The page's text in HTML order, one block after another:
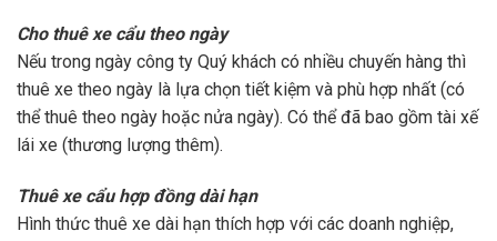
Cho thuê xe cẩu theo ngày
Nếu trong ngày công ty Quý khách có nhiều chuyến hàng thì
thuê xe theo ngày là lựa chọn tiết kiệm và phù hợp nhất (có
thể thuê theo ngày hoặc nửa ngày). Có thể đã bao gồm tài xế
lái xe (thương lượng thêm).
Thuê xe cẩu hợp đồng dài hạn
Hình thức thuê xe dài hạn thích hợp với các doanh nghiệp,